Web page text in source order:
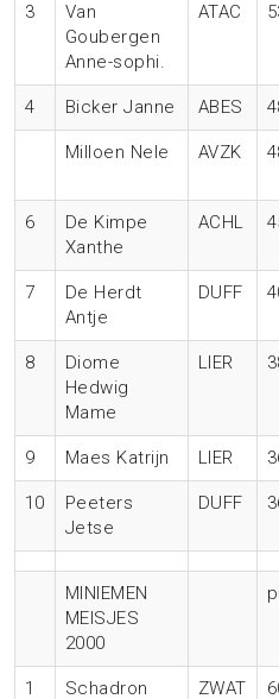
3
Van
Goubergen
Anne-sophi.
ATAC
4 Bicker Janne ABES
Milloen Nele AVZK
6
De Kimpe
Xanthe
ACHL
7
De Herdt
Antje
DUFF
8
Diome
Hedwig
Mame
LIER
9 Maes Katrijn LIER
10
Peeters
Jetse
DUFF
MINIEMEN
MEISJES
2000
1 Schadron ZWAT